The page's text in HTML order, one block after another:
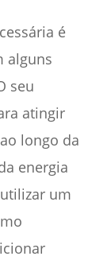
é
alguns
seu
atingir
longo da
energia
um